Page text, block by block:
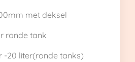
met deksel
ronde tank
-20 liter(ronde tanks)